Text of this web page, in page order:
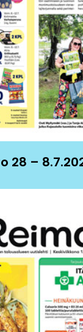
28 –